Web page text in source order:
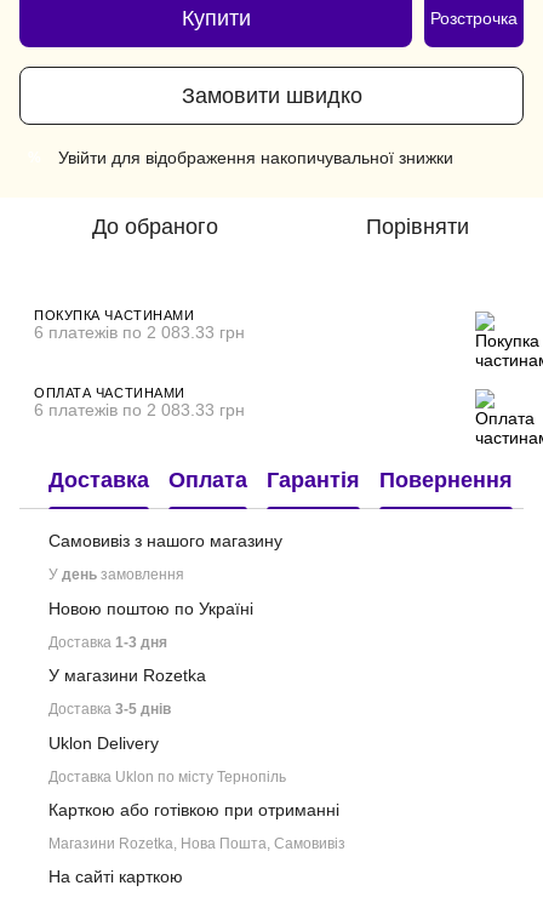
Купити Розстрочка
Замовити швидко
Увійти для відображення накопичувальної знижки
До обраного Порівняти
ПОКУПКА ЧАСТИНАМИ
6 платежів по 2 083.33 грн
ОПЛАТА ЧАСТИНАМИ
6 платежів по 2 083.33 грн
Доставка Оплата Гарантія Повернення
Самовивіз з нашого магазину
У день замовлення
Новою поштою по Україні
Доставка 1-3 дня
У магазини Rozetka
Доставка 3-5 днів
Uklon Delivery
Доставка Uklon по місту Тернопіль
Карткою або готівкою при отриманні
Магазини Rozetka, Нова Пошта, Самовивіз
На сайті карткою